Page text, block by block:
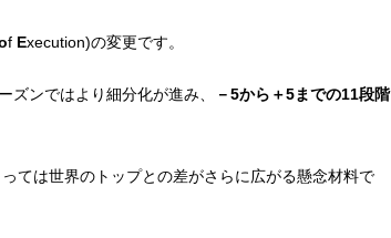
f Execution)の変更です。
ズンではより細分化が進み、
－5から＋5までの11段階
ては世界のトップとの差がさらに広がる懸念材料で